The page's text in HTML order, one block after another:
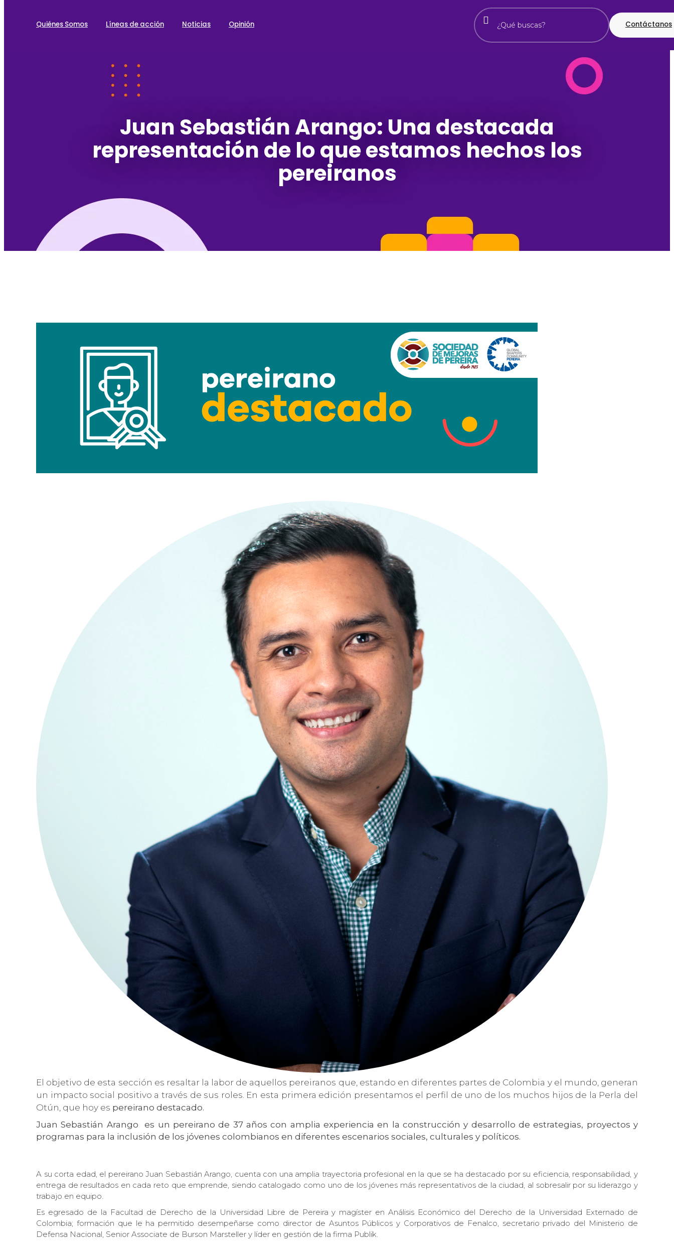
Quiénes Somos Líneas de acción Noticias Opinión Contáctanos
Juan Sebastián Arango: Una destacada
representación de lo que estamos hechos los
pereiranos
El objetivo de esta sección es resaltar la labor de aquellos pereiranos que, estando en diferentes partes de Colombia y el mundo, generan
un impacto social positivo a través de sus roles. En esta primera edición presentamos el perfil de uno de los muchos hijos de la Perla del
Otún, que hoy es pereirano destacado.
Juan Sebastián Arango
es un pereirano de 37 años con amplia experiencia en la construcción y desarrollo de estrategias, proyectos y
programas para la inclusión de los jóvenes colombianos en diferentes escenarios sociales, culturales y políticos.
A su corta edad, el pereirano Juan Sebastián Arango, cuenta con una amplia trayectoria profesional en la que se ha destacado por su eficiencia, responsabilidad, y
entrega de resultados en cada reto que emprende, siendo catalogado como uno de los jóvenes más representativos de la ciudad, al sobresalir por su liderazgo y
trabajo en equipo.
Es egresado de la Facultad de Derecho de la Universidad Libre de Pereira y magíster en Análisis Económico del Derecho de la Universidad Externado de
Colombia; formación que le ha permitido desempeñarse como director de Asuntos Públicos y Corporativos de Fenalco, secretario privado del Ministerio de
Defensa Nacional, Senior Associate de Burson Marsteller y líder en gestión de la firma Publik.